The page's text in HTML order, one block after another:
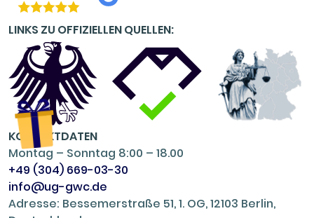
LINKS ZU OFFIZIELLEN QUELLEN:
KONTAKTDATEN
Montag – Sonntag 8:00 – 18.00
+49 (304) 669-03-30
info@ug-gwc.de
Adresse: Bessemerstraße 51, 1. OG, 12103 Berlin,